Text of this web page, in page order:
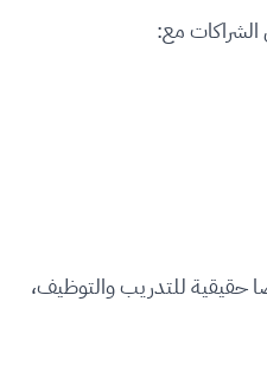
مع:
حقيقية للتدريب والتوظيف،